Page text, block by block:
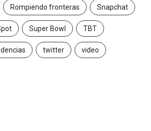
Rompiendo fronteras Snapchat
Super Bowl TBT
twitter video